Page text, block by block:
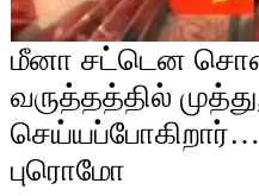
மீனா சட்டென
வருத்தத்தில்
புரொமோ